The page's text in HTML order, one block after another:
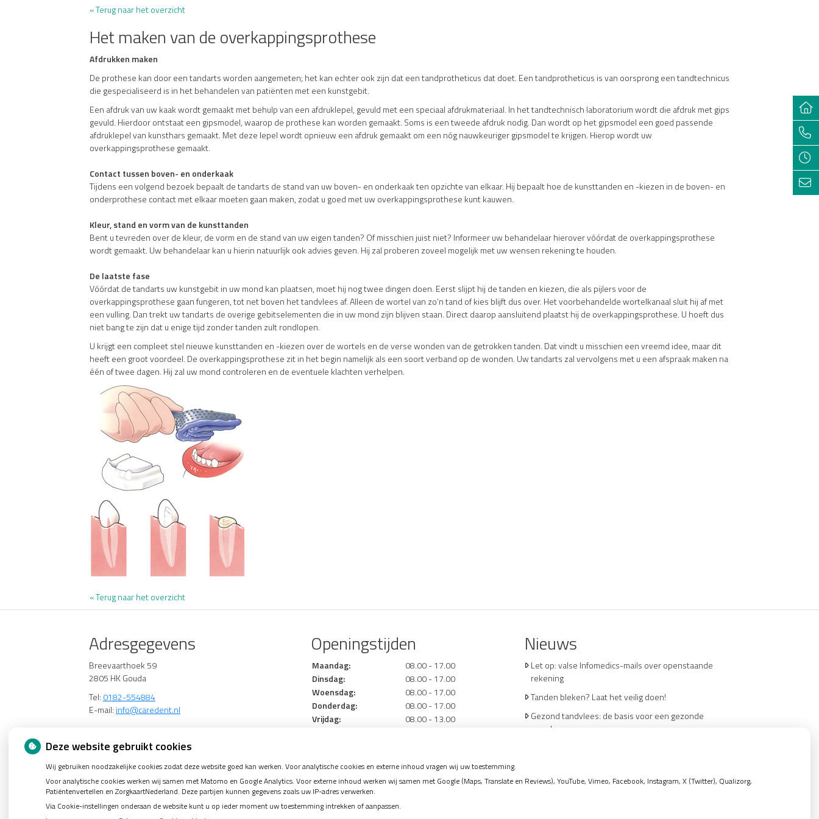
« Terug naar het overzicht
Het maken van de overkappingsprothese
Afdrukken maken
De prothese kan door een tandarts worden aangemeten; het kan echter ook zijn dat een tandprotheticus dat doet. Een tandprotheticus is van oorsprong een tandtechnicus
die gespecialiseerd is in het behandelen van patiënten met een kunstgebit.
Een afdruk van uw kaak wordt gemaakt met behulp van een afdruklepel, gevuld met een speciaal afdrukmateriaal. In het tandtechnisch laboratorium wordt die afdruk met gips
gevuld. Hierdoor ontstaat een gipsmodel, waarop de prothese kan worden gemaakt. Soms is een tweede afdruk nodig. Dan wordt op het gipsmodel een goed passende
afdruklepel van kunsthars gemaakt. Met deze lepel wordt opnieuw een afdruk gemaakt om een nóg nauwkeuriger gipsmodel te krijgen. Hierop wordt uw
overkappingsprothese gemaakt.
Contact tussen boven- en onderkaak
Tijdens een volgend bezoek bepaalt de tandarts de stand van uw boven- en onderkaak ten opzichte van elkaar. Hij bepaalt hoe de kunsttanden en -kiezen in de boven- en
onderprothese contact met elkaar moeten gaan maken, zodat u goed met uw overkappingsprothese kunt kauwen.
Kleur, stand en vorm van de kunsttanden
Bent u tevreden over de kleur, de vorm en de stand van uw eigen tanden? Of misschien juist niet? Informeer uw behandelaar hierover vóórdat de overkappingsprothese
wordt gemaakt. Uw behandelaar kan u hierin natuurlijk ook advies geven. Hij zal proberen zoveel mogelijk met uw wensen rekening te houden.
De laatste fase
Vóórdat de tandarts uw kunstgebit in uw mond kan plaatsen, moet hij nog twee dingen doen. Eerst slijpt hij de tanden en kiezen, die als pijlers voor de
overkappingsprothese gaan fungeren, tot net boven het tandvlees af. Alleen de wortel van zo’n tand of kies blijft dus over. Het voorbehandelde wortelkanaal sluit hij af met
een vulling. Dan trekt uw tandarts de overige gebitselementen die in uw mond zijn blijven staan. Direct daarop aansluitend plaatst hij de overkappingsprothese. U hoeft dus
niet bang te zijn dat u enige tijd zonder tanden zult rondlopen.
U krijgt een compleet stel nieuwe kunsttanden en -kiezen over de wortels en de verse wonden van de getrokken tanden. Dat vindt u misschien een vreemd idee, maar dit
heeft een groot voordeel. De overkappingsprothese zit in het begin namelijk als een soort verband op de wonden. Uw tandarts zal vervolgens met u een afspraak maken na
één of twee dagen. Hij zal uw mond controleren en de eventuele klachten verhelpen.
« Terug naar het overzicht
Adresgegevens
Breevaarthoek 59
2805 HK Gouda
Tel: 0182-554884
E-mail: info@caredent.nl
Openingstijden
Maandag:
08.00 - 17.00
Dinsdag:
08.00 - 17.00
Woensdag:
08.00 - 17.00
Donderdag:
08.00 - 17.00
Vrijdag:
08.00 - 13.00
Nieuws
Let op: valse Infomedics-mails over openstaande
rekening
Tanden bleken? Laat het veilig doen!
Gezond tandvlees: de basis voor een gezonde
mond
(Mond)zorgkosten gemaakt in 2025? Check of die
Deze website gebruikt cookies
Wij gebruiken noodzakelijke cookies zodat deze website goed kan werken. Voor analytische cookies en externe inhoud vragen wij uw toestemming.
Voor analytische cookies werken wij samen met Matomo en Google Analytics. Voor externe inhoud werken wij samen met Google (Maps, Translate en Reviews), YouTube, Vimeo, Facebook, Instagram, X (Twitter), Qualizorg,
Patiëntenvertellen en ZorgkaartNederland. Deze partijen kunnen gegevens zoals uw IP-adres verwerken.
Via Cookie-instellingen onderaan de website kunt u op ieder moment uw toestemming intrekken of aanpassen.